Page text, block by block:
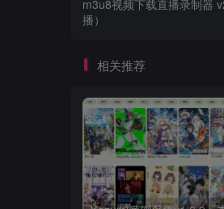
m3u8视频下载直播录制器
播）
相关推荐